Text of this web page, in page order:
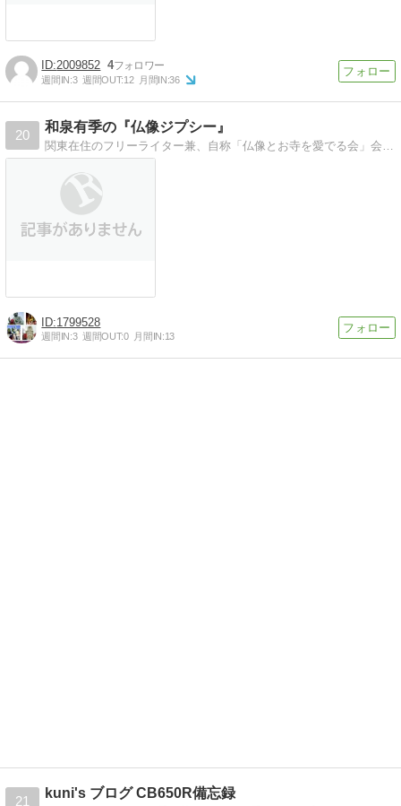
2009852 4
週間IN:3 週間OUT:12 月間IN:36
20
和泉有季の『仏像ジプシー』
関東在住のフリーライター兼、自称「仏像とお寺を愛でる会」会長。おもに関東在住？の仏像、観音様や大仏様に会いに訪れる日々を綴ります。
1799528
週間IN:3 週間OUT:0 月間IN:13
21
kuni's ブログ CB650R備忘録